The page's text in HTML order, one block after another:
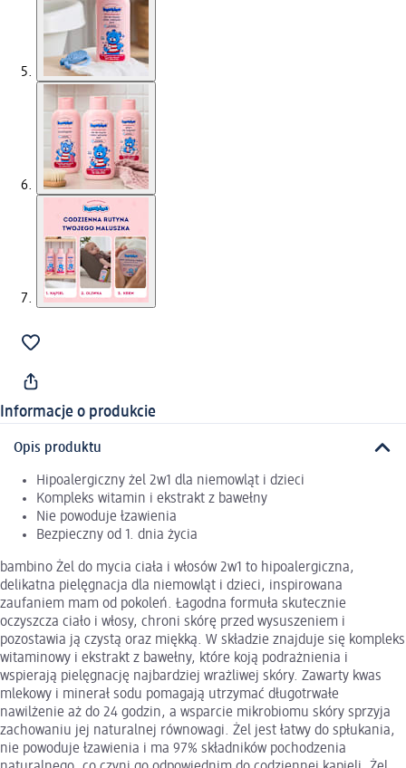
Informacje o produkcie
Opis produktu
Hipoalergiczny żel 2w1 dla niemowląt i dzieci
Kompleks witamin i ekstrakt z bawełny
Nie powoduje łzawienia
Bezpieczny od 1. dnia życia
bambino Żel do mycia ciała i włosów 2w1 to hipoalergiczna,
delikatna pielęgnacja dla niemowląt i dzieci, inspirowana
zaufaniem mam od pokoleń. Łagodna formuła skutecznie
oczyszcza ciało i włosy, chroni skórę przed wysuszeniem i
pozostawia ją czystą oraz miękką. W składzie znajduje się kompleks
witaminowy i ekstrakt z bawełny, które koją podrażnienia i
wspierają pielęgnację najbardziej wrażliwej skóry. Zawarty kwas
mlekowy i minerał sodu pomagają utrzymać długotrwałe
nawilżenie aż do 24 godzin, a wsparcie mikrobiomu skóry sprzyja
zachowaniu jej naturalnej równowagi. Żel jest łatwy do spłukania,
nie powoduje łzawienia i ma 97% składników pochodzenia